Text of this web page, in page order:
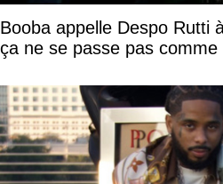
Booba appelle Despo Rutti
ça ne se passe pas comme